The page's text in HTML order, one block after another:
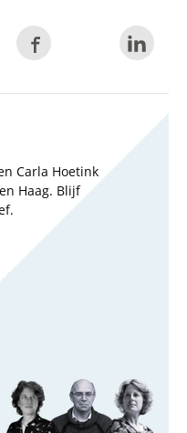
Carla Hoetink
Haag. Blijf